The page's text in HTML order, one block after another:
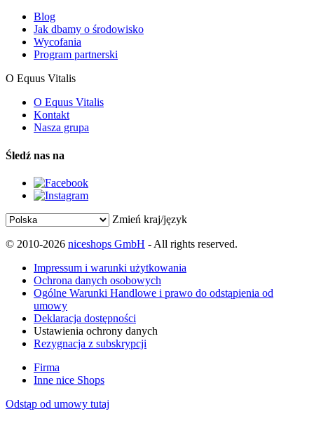
Blog
Jak dbamy o środowisko
Wycofania
Program partnerski
O Equus Vitalis
O Equus Vitalis
Kontakt
Nasza grupa
Śledź nas na
Zmień kraj/język
© 2010-2026 niceshops GmbH - All rights reserved.
Impressum i warunki użytkowania
Ochrona danych osobowych
Ogólne Warunki Handlowe i prawo do odstąpienia od
umowy
Deklaracja dostępności
Ustawienia ochrony danych
Rezygnacja z subskrypcji
Firma
Inne nice Shops
Odstąp od umowy tutaj